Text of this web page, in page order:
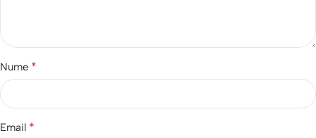
Nume *
Email *